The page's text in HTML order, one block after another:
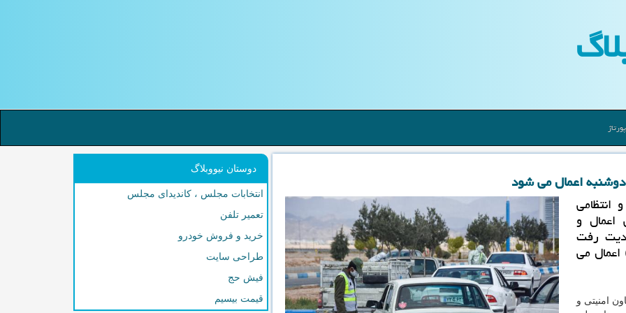
انتظامی
اعمال و
رفت
از ظهر دوشنبه(12 آبان) اعمال می
امنیتی و
دوستان نیووبلاگ
انتخابات مجلس ، کاندیدای مجلس
تعمیر تلفن
خرید و فروش خودرو
طراحی سایت
فیش حج
قیمت بیسیم